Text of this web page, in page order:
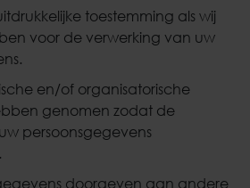
toestemming als wij
voor de verwerking van uw
en/of organisatorische
genomen zodat de
persoonsgegevens
doorgeven aan andere